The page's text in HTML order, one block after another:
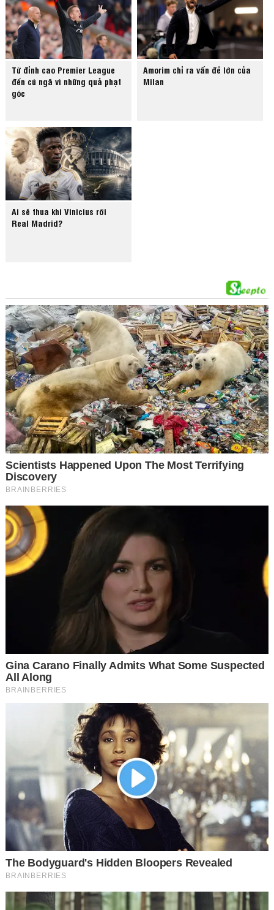
Từ đỉnh cao Premier League
đến cú ngã vì những quả phạt
góc
Amorim chỉ ra vấn đề lớn của
Milan
Ai sẽ thua khi Vinicius rời
Real Madrid?